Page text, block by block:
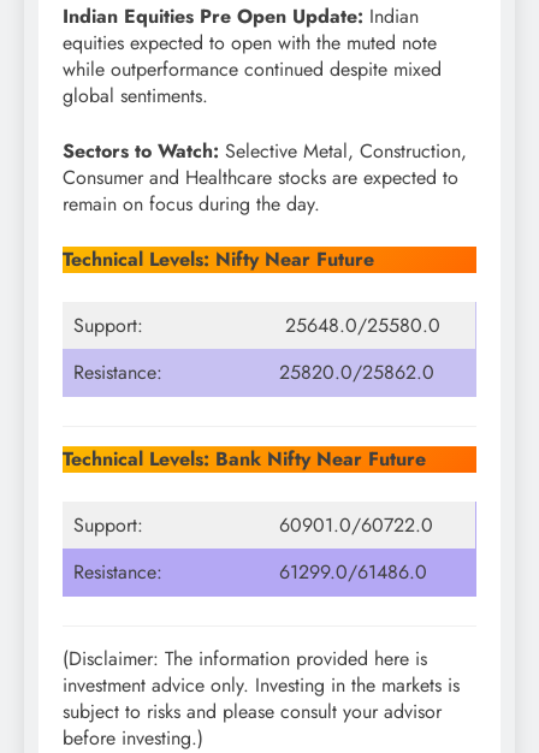
Indian Equities Pre Open Update: Indian
equities expected to open with the muted note
while outperformance continued despite mixed
global sentiments.
Sectors to Watch: Selective Metal, Construction,
Consumer and Healthcare stocks are expected to
remain on focus during the day.
Technical Levels: Nifty Near Future
Support:
25648.0/25580.0
Resistance:
25820.0/25862.0
Technical Levels: Bank Nifty Near Future
Support:
60901.0/60722.0
Resistance:
61299.0/61486.0
(Disclaimer: The information provided here is
investment advice only. Investing in the markets is
subject to risks and please consult your advisor
before investing.)